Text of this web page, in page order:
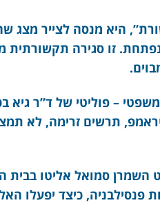
היא מנסה לצייר מצג
זו סגירה תקשורתית
– פוליטי של ד”ר גיא
תרשים זרימה, לא
סמואל אליטו בבית
פנסילבניה, כיצד יפעלו